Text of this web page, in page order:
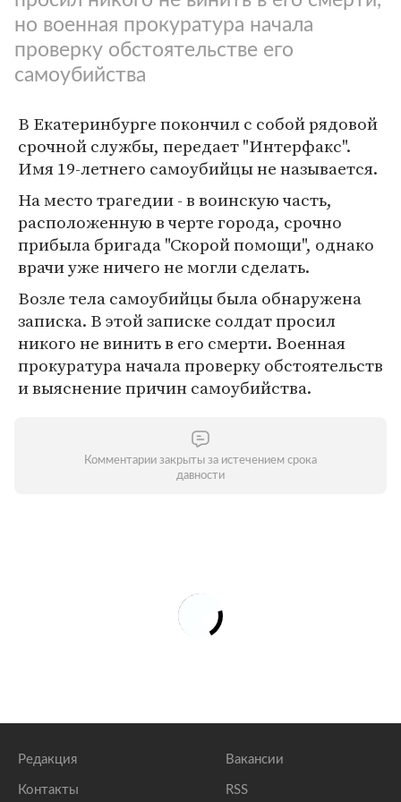
но военная прокуратура начала
проверку обстоятельстве его
самоубийства
В Екатеринбурге покончил с собой рядовой
срочной службы, передает "Интерфакс".
Имя 19-летнего самоубийцы не называется.
На место трагедии - в воинскую часть,
расположенную в черте города, срочно
прибыла бригада "Скорой помощи", однако
врачи уже ничего не могли сделать.
Возле тела самоубийцы была обнаружена
записка. В этой записке солдат просил
никого не винить в его смерти. Военная
прокуратура начала проверку обстоятельств
и выяснение причин самоубийства.
Комментарии закрыты за истечением срока
давности
Редакция
Контакты
Вакансии
RSS